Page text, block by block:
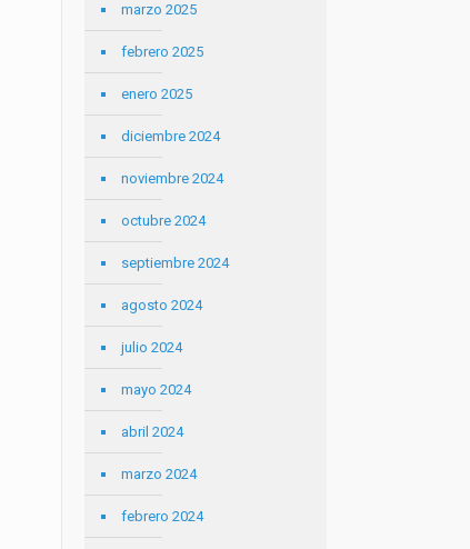
marzo 2025
febrero 2025
enero 2025
diciembre 2024
noviembre 2024
octubre 2024
septiembre 2024
agosto 2024
julio 2024
mayo 2024
abril 2024
marzo 2024
febrero 2024